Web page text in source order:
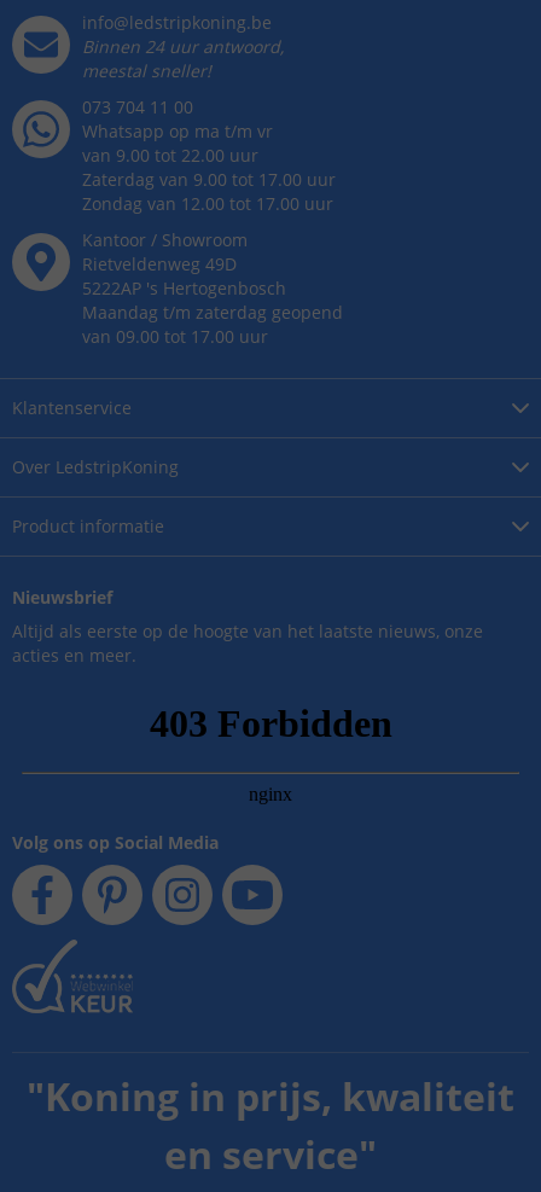
Over LedstripKoning
Product informatie
Klantenservice
info@ledstripkoning.be
Binnen 24 uur antwoord,
meestal sneller!
073 704 11 00
Whatsapp op ma t/m vr
van 9.00 tot 22.00 uur
Zaterdag van 9.00 tot 17.00 uur
Zondag van 12.00 tot 17.00 uur
Kantoor / Showroom
Rietveldenweg 49D
5222AP 's Hertogenbosch
Maandag t/m zaterdag geopend
van 09.00 tot 17.00 uur
Nieuwsbrief
Altijd als eerste op de hoogte van het laatste nieuws, onze
acties en meer.
Volg ons op Social Media
"Koning in prijs, kwaliteit
en service"